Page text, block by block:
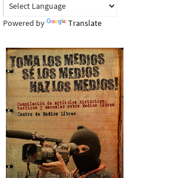
Powered by Translate
El Rebozo, Palapa Editorial,